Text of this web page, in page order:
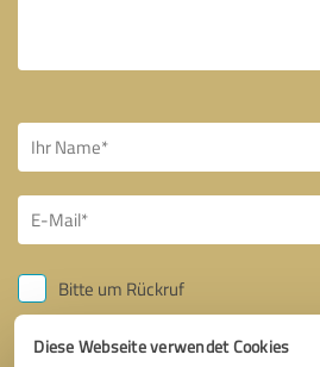
Diese Webseite verwendet Cookies
Bitte um Rückruf
Nachricht senden